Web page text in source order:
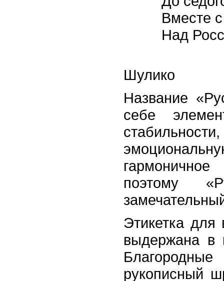
Вместе
Над
Шулико
Название
себе
поэтому
Этикетка для
выдержана в
рукописный